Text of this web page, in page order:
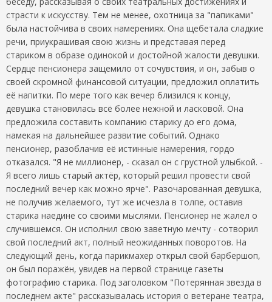
страсти к искусству. Тем не менее, охотница за "папиками"
была настойчива в своих намерениях. Она щебетала сладкие
речи, приукрашивая свою жизнь и представая перед
стариком в образе одинокой и достойной жалости девушки.
Сердце пенсионера защемило от сочувствия, и он, забыв о
своей скромной финансовой ситуации, предложил оплатить
её напитки. По мере того как вечер близился к концу,
девушка становилась всё более нежной и ласковой. Она
предложила составить компанию старику до его дома,
намекая на дальнейшее развитие событий. Однако
пенсионер, разоблачив её истинные намерения, гордо
отказался. "Я не миллионер, - сказал он с грустной улыбкой. -
Я всего лишь старый актёр, который решил провести свой
последний вечер как можно ярче". Разочарованная девушка,
не получив желаемого, тут же исчезла в толпе, оставив
старика наедине со своими мыслями. Пенсионер не жалел о
случившемся. Он исполнил свою заветную мечту - сотворил
свой последний акт, полный неожиданных поворотов. На
следующий день, когда парикмахер открыл свой барбершоп,
он был поражён, увидев на первой странице газеты
фотографию старика. Под заголовком "Потерянная звезда в
последнем акте" рассказывалась история о ветеране театра,